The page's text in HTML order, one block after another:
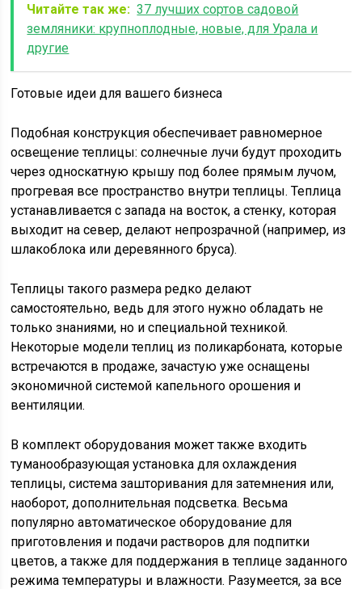
Читайте так же: 37 лучших сортов садовой
земляники: крупноплодные, новые, для Урала и
другие
Готовые идеи для вашего бизнеса
Подобная конструкция обеспечивает равномерное
освещение теплицы: солнечные лучи будут проходить
через односкатную крышу под более прямым лучом,
прогревая все пространство внутри теплицы. Теплица
устанавливается с запада на восток, а стенку, которая
выходит на север, делают непрозрачной (например, из
шлакоблока или деревянного бруса).
Теплицы такого размера редко делают
самостоятельно, ведь для этого нужно обладать не
только знаниями, но и специальной техникой.
Некоторые модели теплиц из поликарбоната, которые
встречаются в продаже, зачастую уже оснащены
экономичной системой капельного орошения и
вентиляции.
В комплект оборудования может также входить
туманообразующая установка для охлаждения
теплицы, система зашторивания для затемнения или,
наоборот, дополнительная подсветка. Весьма
популярно автоматическое оборудование для
приготовления и подачи растворов для подпитки
цветов, а также для поддержания в теплице заданного
режима температуры и влажности. Разумеется, за все